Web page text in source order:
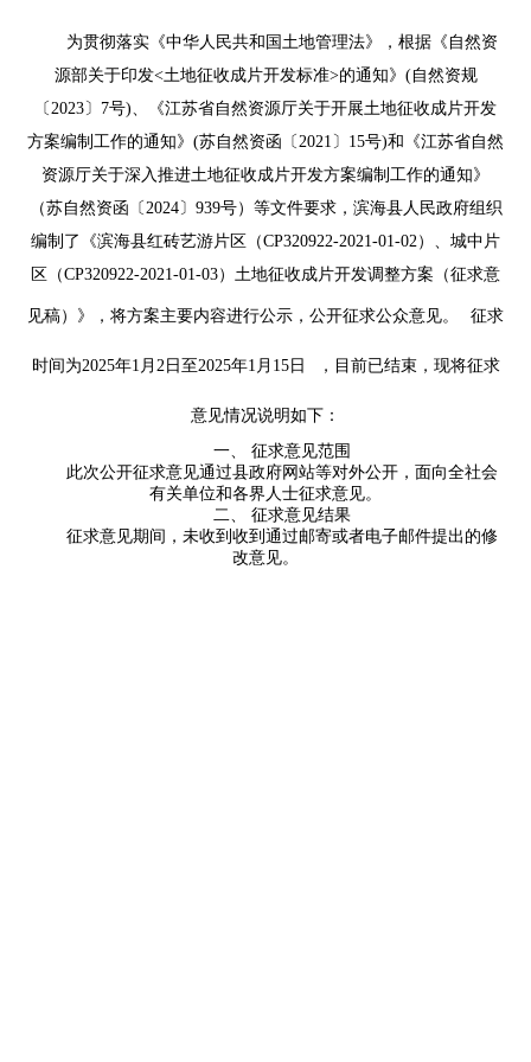
为贯彻落实《中华人民共和国土地管理法》，根据《自然资
源部关于印发<土地征收成片开发标准>的通知》(自然资规
〔2023〕7号)、《江苏省自然资源厅关于开展土地征收成片开发
方案编制工作的通知》(苏自然资函〔2021〕15号)和《江苏省自然
资源厅关于深入推进土地征收成片开发方案编制工作的通知》
（苏自然资函〔2024〕939号）等文件要求，滨海县人民政府组织
编制了《滨海县红砖艺游片区（CP320922-2021-01-02）、城中片
区（CP320922-2021-01-03）土地征收成片开发调整方案（征求意
见稿）》，将方案主要内容进行公示，公开征求公众意见。 征求
时间为2025年1月2日至2025年1月15日 ，目前已结束，现将征求
意见情况说明如下：
一、 征求意见范围
此次公开征求意见通过县政府网站等对外公开，面向全社会
有关单位和各界人士征求意见。
二、 征求意见结果
征求意见期间，未收到收到通过邮寄或者电子邮件提出的修
改意见。